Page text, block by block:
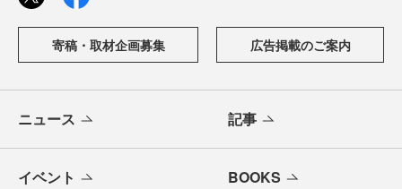
寄稿・取材企画募集 広告掲載のご案内
ニュース 記事
イベント BOOKS